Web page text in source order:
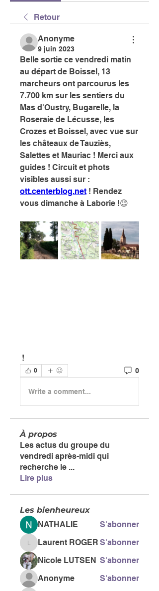
Retour
Anonyme
9 juin 2023
Belle sortie ce vendredi matin
au départ de Boissel, 13
marcheurs ont parcourus les
7.700 km sur les sentiers du
Mas d'Oustry, Bugarelle, la
Roseraie de Lécusse, les
Crozes et Boissel, avec vue sur
les châteaux de Tauziès,
Salettes et Mauriac ! Merci aux
guides ! Circuit et phots
ott.centerblog.net ! Rendez
vous dimanche à Laborie !😉
!
0 0
Write a comment...
À propos
Les actus du groupe du
vendredi après-midi qui
recherche le ...
Lire plus
Les bienheureux
NATHALIE
S'abonner
Laurent ROGER
Laurent ROGER S'abonner
Nicole LUTSEN S'abonner
Anonyme
S'abonner